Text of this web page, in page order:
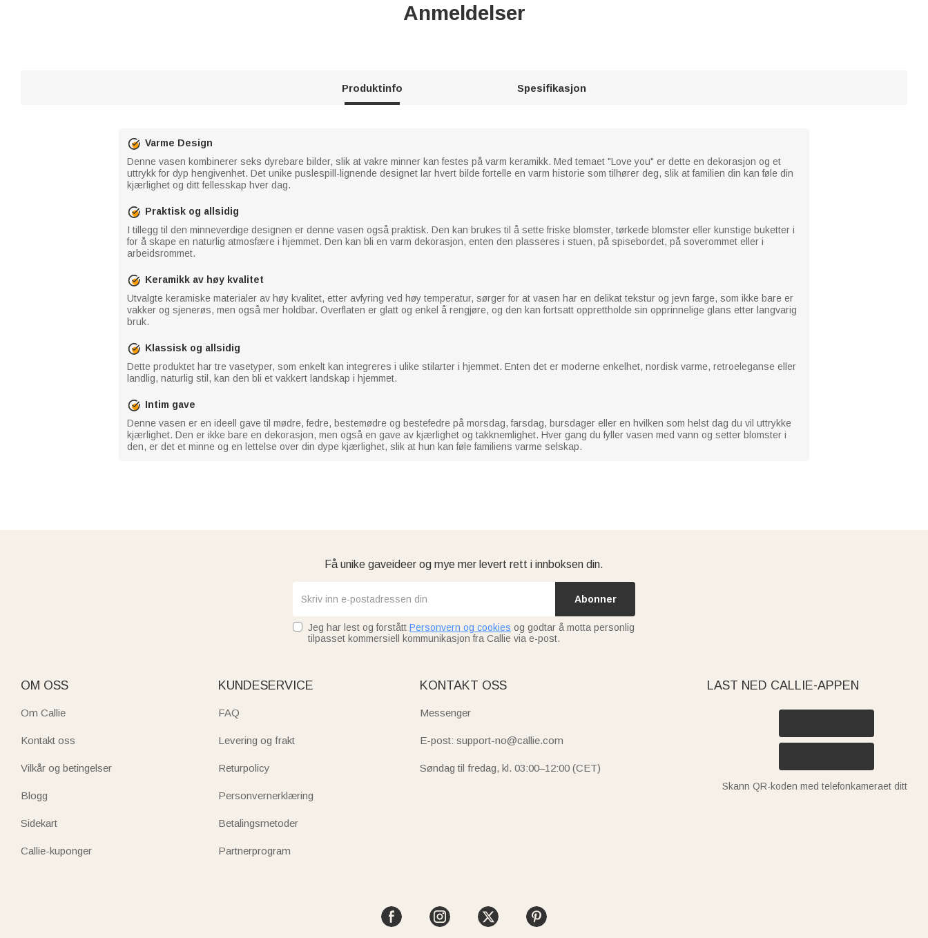
Anmeldelser
Produktinfo Spesifikasjon
Varme Design
Denne vasen kombinerer seks dyrebare bilder, slik at vakre minner kan festes på varm keramikk. Med temaet "Love you" er dette en dekorasjon og et
uttrykk for dyp hengivenhet. Det unike puslespill-lignende designet lar hvert bilde fortelle en varm historie som tilhører deg, slik at familien din kan føle din
kjærlighet og ditt fellesskap hver dag.
Praktisk og allsidig
I tillegg til den minneverdige designen er denne vasen også praktisk. Den kan brukes til å sette friske blomster, tørkede blomster eller kunstige buketter i
for å skape en naturlig atmosfære i hjemmet. Den kan bli en varm dekorasjon, enten den plasseres i stuen, på spisebordet, på soverommet eller i
arbeidsrommet.
Keramikk av høy kvalitet
Utvalgte keramiske materialer av høy kvalitet, etter avfyring ved høy temperatur, sørger for at vasen har en delikat tekstur og jevn farge, som ikke bare er
vakker og sjenerøs, men også mer holdbar. Overflaten er glatt og enkel å rengjøre, og den kan fortsatt opprettholde sin opprinnelige glans etter langvarig
bruk.
Klassisk og allsidig
Dette produktet har tre vasetyper, som enkelt kan integreres i ulike stilarter i hjemmet. Enten det er moderne enkelhet, nordisk varme, retroeleganse eller
landlig, naturlig stil, kan den bli et vakkert landskap i hjemmet.
Intim gave
Denne vasen er en ideell gave til mødre, fedre, bestemødre og bestefedre på morsdag, farsdag, bursdager eller en hvilken som helst dag du vil uttrykke
kjærlighet. Den er ikke bare en dekorasjon, men også en gave av kjærlighet og takknemlighet. Hver gang du fyller vasen med vann og setter blomster i
den, er det et minne og en lettelse over din dype kjærlighet, slik at hun kan føle familiens varme selskap.
Få unike gaveideer og mye mer levert rett i innboksen din.
Abonner
Jeg har lest og forstått Personvern og cookies og godtar å motta personlig
tilpasset kommersiell kommunikasjon fra Callie via e-post.
OM OSS
Om Callie
Kontakt oss
Vilkår og betingelser
Blogg
Sidekart
Callie-kuponger
KUNDESERVICE
FAQ
Levering og frakt
Returpolicy
Personvernerklæring
Betalingsmetoder
Partnerprogram
KONTAKT OSS
Messenger
E-post: support-no@callie.com
Søndag til fredag, kl. 03:00–12:00 (CET)
LAST NED CALLIE-APPEN
Skann QR-koden med telefonkameraet ditt